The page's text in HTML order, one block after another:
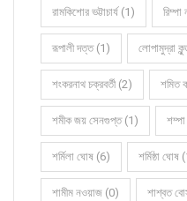
রামকিশোর ভট্টাচার্য (1)
রূপালী দত্ত (1) লোপামুদ্রা
শংকরনাথ চক্রবর্তী (2) শমিত
শমীক জয় সেনগুপ্ত (1)
শর্মিলা ঘোষ (6) শর্মিষ্ঠা ঘোষ
শামীম নওয়াজ (0) শাশ্বত